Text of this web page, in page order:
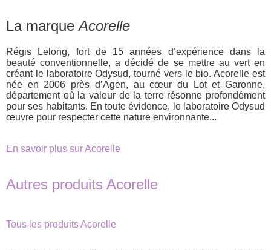
La marqueAcorelle
Régis Lelong, fort de 15 années d’expérience dans la
beauté conventionnelle, a décidé de se mettre au vert en
créant le laboratoire Odysud, tourné vers le bio. Acorelle est
née en 2006 près d’Agen, au cœur du Lot et Garonne,
département où la valeur de la terre résonne profondément
pour ses habitants. En toute évidence, le laboratoire Odysud
œuvre pour respecter cette nature environnante...
En savoir plus sur Acorelle
Autres produits Acorelle
Tous les produits Acorelle